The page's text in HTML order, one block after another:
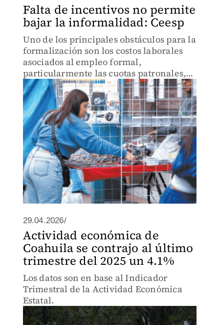
Falta de incentivos no permite
bajar la informalidad: Ceesp
Uno de los principales obstáculos para la
formalización son los costos laborales
asociados al empleo formal,
particularmente las cuotas patronales,
dice el grupo de expertos
29.04.2026/
Actividad económica de
Coahuila se contrajo al último
trimestre del 2025 un 4.1%
Los datos son en base al Indicador
Trimestral de la Actividad Económica
Estatal.